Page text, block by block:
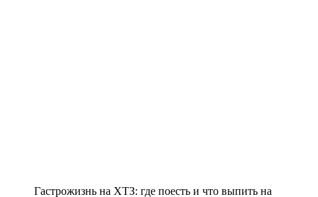
Гастрожизнь на ХТЗ: где поесть и что выпить на